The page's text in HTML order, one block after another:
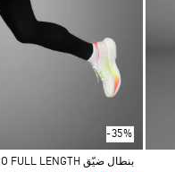
-35%
بنطال ضيّق ADIZERO FULL LENGTH